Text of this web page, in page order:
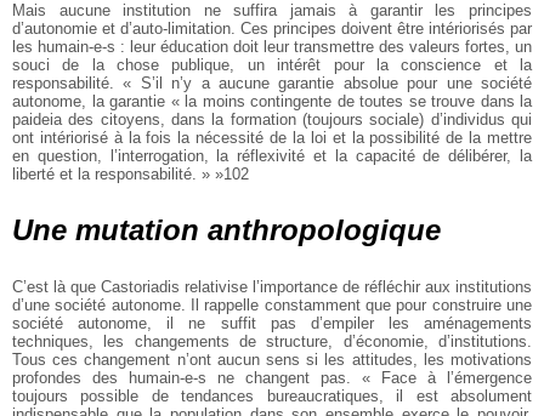
Mais aucune institution ne suffira jamais à garantir les principes
d’autonomie et d’auto-limitation. Ces principes doivent être intériorisés par
les humain-e-s : leur éducation doit leur transmettre des valeurs fortes, un
souci de la chose publique, un intérêt pour la conscience et la
responsabilité. « S’il n’y a aucune garantie absolue pour une société
autonome, la garantie « la moins contingente de toutes se trouve dans la
paideia des citoyens, dans la formation (toujours sociale) d’individus qui
ont intériorisé à la fois la nécessité de la loi et la possibilité de la mettre
en question, l’interrogation, la réflexivité et la capacité de délibérer, la
liberté et la responsabilité. » »102
Une mutation anthropologique
C’est là que Castoriadis relativise l’importance de réfléchir aux institutions
d’une société autonome. Il rappelle constamment que pour construire une
société autonome, il ne suffit pas d’empiler les aménagements
techniques, les changements de structure, d’économie, d’institutions.
Tous ces changement n’ont aucun sens si les attitudes, les motivations
profondes des humain-e-s ne changent pas. « Face à l’émergence
toujours possible de tendances bureaucratiques, il est absolument